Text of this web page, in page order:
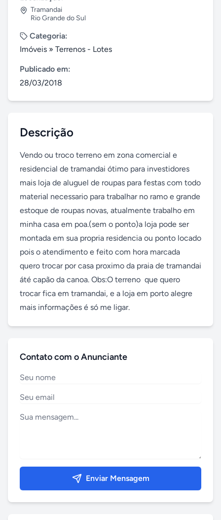
Tramandai
Rio Grande do Sul
Categoria:
Imóveis » Terrenos - Lotes
Publicado em:
28/03/2018
Descrição
Vendo ou troco terreno em zona comercial e
residencial de tramandai ótimo para investidores
mais loja de aluguel de roupas para festas com todo
material necessario para trabalhar no ramo e grande
estoque de roupas novas, atualmente trabalho em
minha casa em poa.(sem o ponto)a loja pode ser
montada em sua propria residencia ou ponto locado
pois o atendimento e feito com hora marcada
quero trocar por casa proximo da praia de tramandai
áté capão da canoa. Obs:O terreno  que quero
trocar fica em tramandai, e a loja em porto alegre
mais informações é só me ligar.
Contato com o Anunciante
Enviar Mensagem